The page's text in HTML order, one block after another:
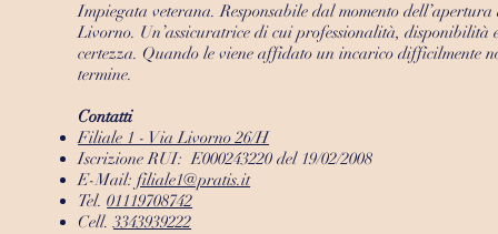
Impiegata veterana. Responsabile dal momento
Livorno. Un’assicuratrice di cui professionalità, disponibilità
certezza. Quando le viene affidato un incarico difficilmente
termine.
Contatti
Filiale 1 - Via Livorno 26/H
Iscrizione RUI: E000243220 del 19/02/2008
E-Mail:filiale1@pratis.it​​
Tel.01119708742
Cell.3343939222